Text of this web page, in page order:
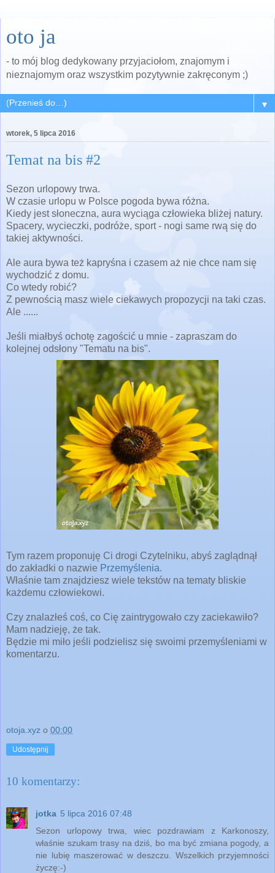
oto ja
- to mój blog dedykowany przyjaciołom, znajomym i
nieznajomym oraz wszystkim pozytywnie zakręconym ;)
▼
wtorek, 5 lipca 2016
Temat na bis #2
Sezon urlopowy trwa.
W czasie urlopu w Polsce pogoda bywa różna.
Kiedy jest słoneczna, aura wyciąga człowieka bliżej natury.
Spacery, wycieczki, podróże, sport - nogi same rwą się do
takiej aktywności.
Ale aura bywa też kapryśna i czasem aż nie chce nam się
wychodzić z domu.
Co wtedy robić?
Z pewnością masz wiele ciekawych propozycji na taki czas.
Ale ......
Jeśli miałbyś ochotę zagościć u mnie - zapraszam do
kolejnej odsłony "Tematu na bis".
Tym razem proponuję Ci drogi Czytelniku, abyś zaglądnął
do zakładki o nazwie Przemyślenia.
Właśnie tam znajdziesz wiele tekstów na tematy bliskie
każdemu człowiekowi.
Czy znalazłeś coś, co Cię zaintrygowało czy zaciekawiło?
Mam nadzieję, że tak.
Będzie mi miło jeśli podzielisz się swoimi przemyśleniami w
komentarzu.
otoja.xyz o 00:00
Udostępnij
10 komentarzy:
jotka 5 lipca 2016 07:48
Sezon urlopowy trwa, wiec pozdrawiam z Karkonoszy,
właśnie szukam trasy na dziś, bo ma być zmiana pogody, a
nie lubię maszerować w deszczu. Wszelkich przyjemności
życzę:-)